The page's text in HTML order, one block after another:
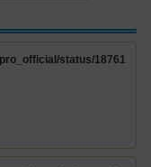
status/18761